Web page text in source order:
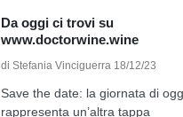
Da oggi ci trovi su
www.doctorwine.wine
di Stefania Vinciguerra 18/12/23
Save the date: la giornata di
rappresenta un’altra tappa